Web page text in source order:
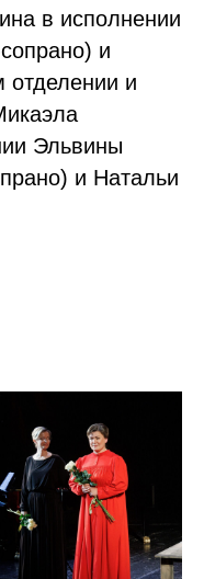
в исполнении
и
и
Эльвины
и Натальи